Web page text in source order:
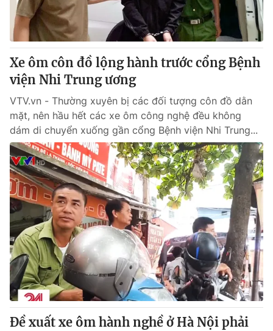
Thế giới đó đây
Câu chuyện quốc tế
Tài chính
Thị trường
Góc doanh nghiệp
Dữ liệu và đời sống
Truyền hình
Phim VTV
Hậu trường
Nhân vật
Khán giả
Giải sao mai
Giải trí
Điện ảnh
Âm nhạc
Sao
Đời sống
Du lịch
Làm đẹp
Chất lượng cuộc sống
Giáo dục
Tuyển sinh
Học trực tuyến
Công nghệ
Hitech Công nghệ tương lai
Sản phẩm
Thị trường
Tư vấn
Giao lưu trực tuyến
Lịch phát sóng
Chuyên mục khác
Xe ôm côn đồ lộng hành trước cổng Bệnh
viện Nhi Trung ương
VTV.vn - Thường xuyên bị các đối tượng côn đồ dằn
mặt, nên hầu hết các xe ôm công nghệ đều không
dám di chuyển xuống gần cổng Bệnh viện Nhi Trung...
Đề xuất xe ôm hành nghề ở Hà Nội phải